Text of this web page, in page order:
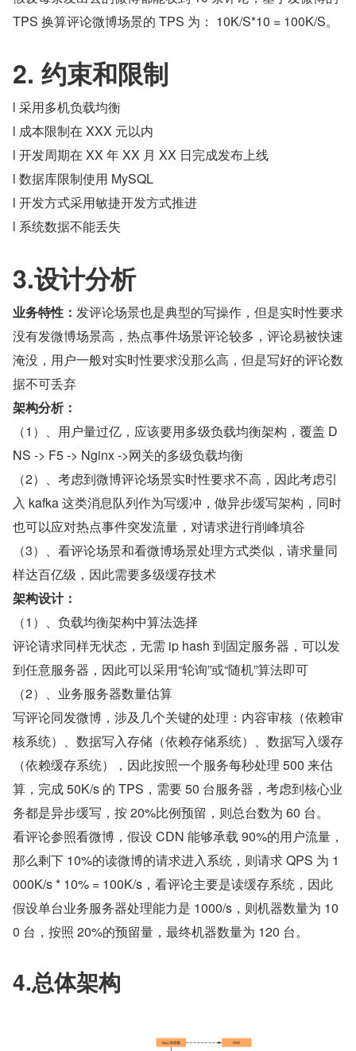
TPS 换算评论微博场景的 TPS 为： 10K/S*10 = 100K/S。
2. 约束和限制
l 采用多机负载均衡
l 成本限制在 XXX 元以内
l 开发周期在 XX 年 XX 月 XX 日完成发布上线
l 数据库限制使用 MySQL
l 开发方式采用敏捷开发方式推进
l 系统数据不能丢失
3.设计分析
业务特性： 发评论场景也是典型的写操作，但是实时性要求
没有发微博场景高，热点事件场景评论较多，评论易被快速
淹没，用户一般对实时性要求没那么高，但是写好的评论数
据不可丢弃
架构分析：
（1）、用户量过亿，应该要用多级负载均衡架构，覆盖 D
NS -> F5 -> Nginx ->网关的多级负载均衡
（2）、考虑到微博评论场景实时性要求不高，因此考虑引
入 kafka 这类消息队列作为写缓冲，做异步缓写架构，同时
也可以应对热点事件突发流量，对请求进行削峰填谷
（3）、看评论场景和看微博场景处理方式类似，请求量同
样达百亿级，因此需要多级缓存技术
架构设计：
（1）、负载均衡架构中算法选择
评论请求同样无状态，无需 ip hash 到固定服务器，可以发
到任意服务器，因此可以采用“轮询”或“随机”算法即可
（2）、业务服务器数量估算
写评论同发微博，涉及几个关键的处理：内容审核（依赖审
核系统）、数据写入存储（依赖存储系统）、数据写入缓存
（依赖缓存系统），因此按照一个服务每秒处理 500 来估
算，完成 50K/s 的 TPS，需要 50 台服务器，考虑到核心业
务都是异步缓写，按 20%比例预留，则总台数为 60 台。
看评论参照看微博，假设 CDN 能够承载 90%的用户流量，
那么剩下 10%的读微博的请求进入系统，则请求 QPS 为 1
000K/s * 10% = 100K/s，看评论主要是读缓存系统，因此
假设单台业务服务器处理能力是 1000/s，则机器数量为 10
0 台，按照 20%的预留量，最终机器数量为 120 台。
4.总体架构